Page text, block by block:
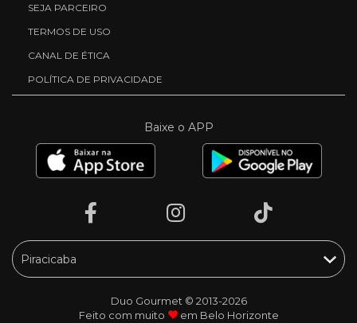
SEJA PARCEIRO
TERMOS DE USO
CANAL DE ÉTICA
POLÍTICA DE PRIVACIDADE
Baixe o APP
Duo Gourmet © 2013-2026
Feito com muito
em Belo Horizonte